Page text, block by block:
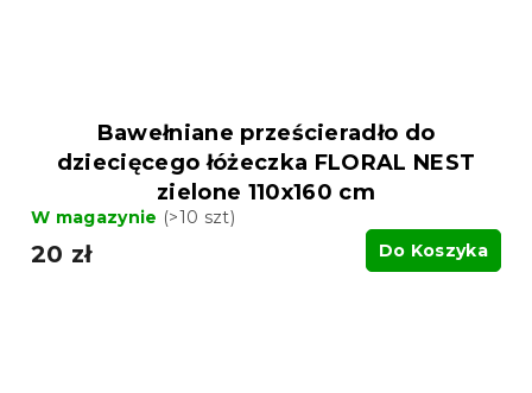
Bawełniane prześcieradło do
dziecięcego łóżeczka FLORAL NEST
zielone 110x160 cm
W magazynie (>10 szt)
20 zł Do Koszyka